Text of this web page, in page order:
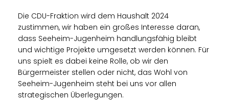
Die CDU-Fraktion wird dem Haushalt 2024
zustimmen, wir haben ein großes Interesse daran,
dass Seeheim-Jugenheim handlungsfähig bleibt
und wichtige Projekte umgesetzt werden können. Für
uns spielt es dabei keine Rolle, ob wir den
Bürgermeister stellen oder nicht, das Wohl von
Seeheim-Jugenheim steht bei uns vor allen
strategischen Überlegungen.